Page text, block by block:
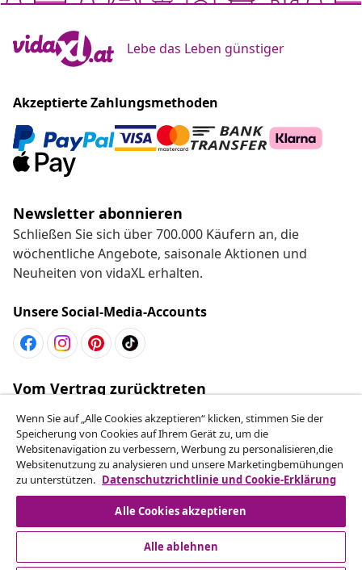
Lebe das Leben günstiger
Akzeptierte Zahlungsmethoden
Newsletter abonnieren
Schließen Sie sich über 700.000 Käufern an, die
wöchentliche Angebote, saisonale Aktionen und
Neuheiten von vidaXL erhalten.
Unsere Social-Media-Accounts
Vom Vertrag zurücktreten
ein.
Vom Vertrag zurücktreten
Wenn Sie auf „Alle Cookies akzeptieren“ klicken, stimmen Sie der
Speicherung von Cookies auf Ihrem Gerät zu, um die
Websitenavigation zu verbessern, Werbung zu personalisieren,die
Websitenutzung zu analysieren und unsere Marketingbemühungen
zu unterstützen. Datenschutzrichtlinie und Cookie-Erklärung
Alle Cookies akzeptieren
Alle ablehnen